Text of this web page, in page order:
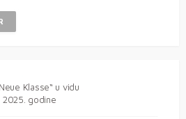
Klasse“ u vidu
godine